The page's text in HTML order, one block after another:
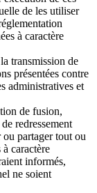
de les utiliser
à caractère
transmission de
présentées contre
administratives et
de fusion,
redressement
partager tout ou
caractère
informés,
ne soient